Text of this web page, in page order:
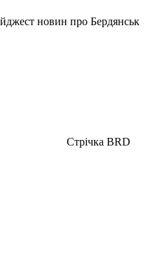
новин про Бердянськ
Стрічка BRD